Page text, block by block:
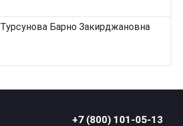
Турсунова Барно Закирджановна
+7 (800) 101-05-13